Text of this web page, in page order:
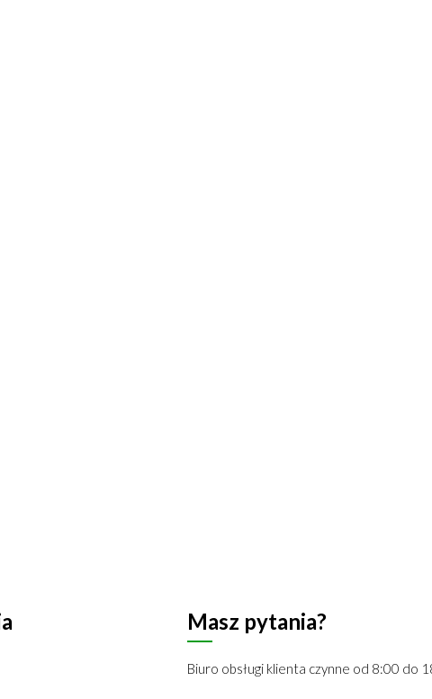
Masz pytania?
Biuro obsługi klienta czynne od 8:00 do